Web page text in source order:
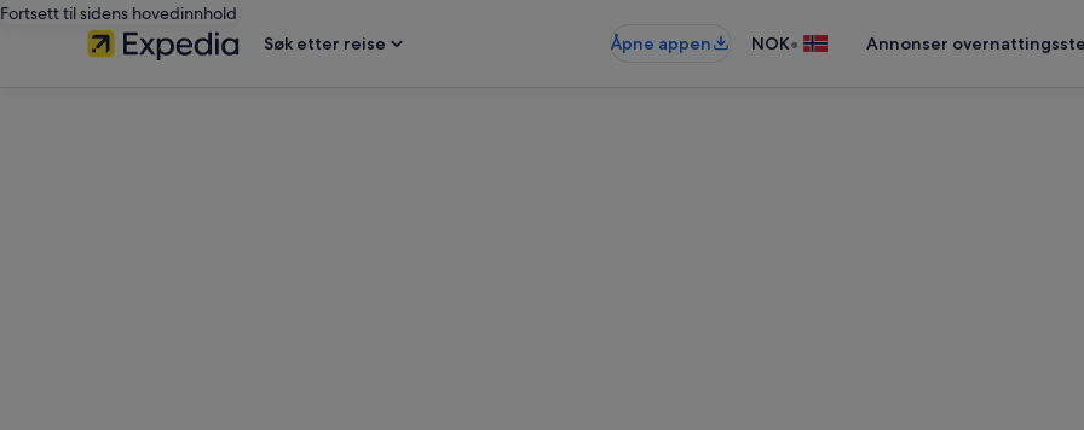
Fortsett til sidens hovedinnhold
Søk etter reise
Åpne appen NOK• Annonser